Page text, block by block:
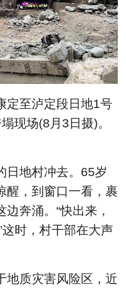
定至泸定段日地1号
现场(8月3日摄)。
日地村冲去。65岁
醒，到窗口一看，裹
奔涌。“快出来，
时，村干部在大声
地质灾害风险区，近